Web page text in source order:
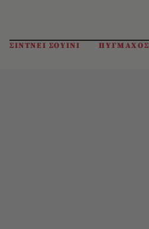
ΣΙΝΤΝΕΙ ΣΟΥΙΝΙ ΠΥΓΜΑΧΟΣ